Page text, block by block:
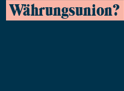
Währungsunion?